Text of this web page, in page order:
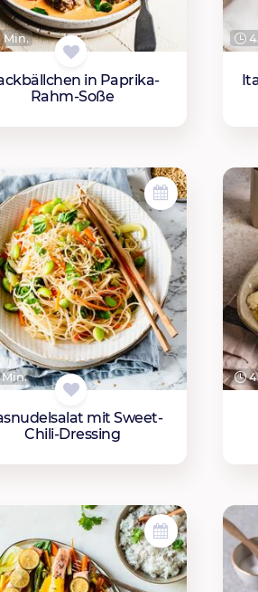
in Paprika-
Rahm-Soße
mit Sweet-
Chili-Dressing